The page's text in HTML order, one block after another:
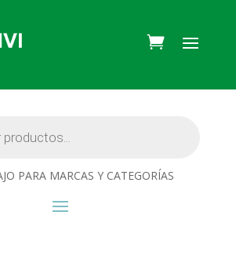
PARA MARCAS Y CATEGORÍAS